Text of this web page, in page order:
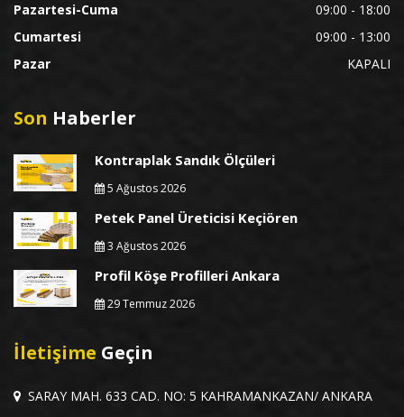
Pazartesi-Cuma
09:00 - 18:00
Cumartesi
09:00 - 13:00
Pazar
KAPALI
Son Haberler
Kontraplak Sandık Ölçüleri
5 Ağustos 2026
Petek Panel Üreticisi Keçiören
3 Ağustos 2026
Profil Köşe Profilleri Ankara
29 Temmuz 2026
İletişime Geçin
SARAY MAH. 633 CAD. NO: 5 KAHRAMANKAZAN/ ANKARA